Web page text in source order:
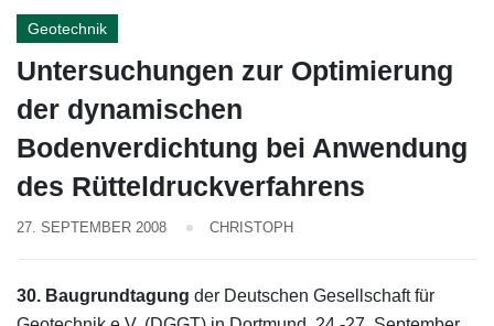
Geotechnik
Untersuchungen zur Optimierung
der dynamischen
Bodenverdichtung bei Anwendung
des Rütteldruckverfahrens
27. SEPTEMBER 2008 CHRISTOPH
30. Baugrundtagung der Deutschen Gesellschaft für